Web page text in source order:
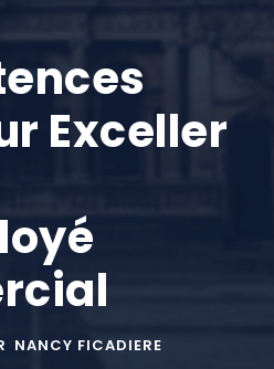
Exceller
NANCY FICADIERE